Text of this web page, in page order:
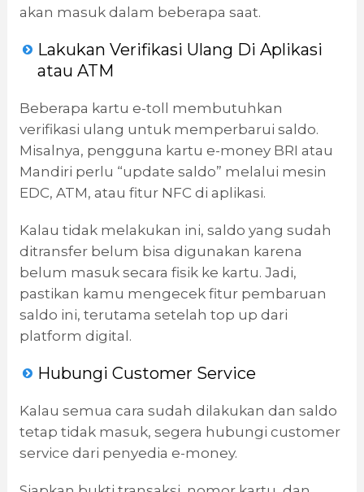
akan masuk dalam beberapa saat.
Lakukan Verifikasi Ulang Di Aplikasi
atau ATM
Beberapa kartu e-toll membutuhkan
verifikasi ulang untuk memperbarui saldo.
Misalnya, pengguna kartu e-money BRI atau
Mandiri perlu “update saldo” melalui mesin
EDC, ATM, atau fitur NFC di aplikasi.
Kalau tidak melakukan ini, saldo yang sudah
ditransfer belum bisa digunakan karena
belum masuk secara fisik ke kartu. Jadi,
pastikan kamu mengecek fitur pembaruan
saldo ini, terutama setelah top up dari
platform digital.
Hubungi Customer Service
Kalau semua cara sudah dilakukan dan saldo
tetap tidak masuk, segera hubungi customer
service dari penyedia e-money.